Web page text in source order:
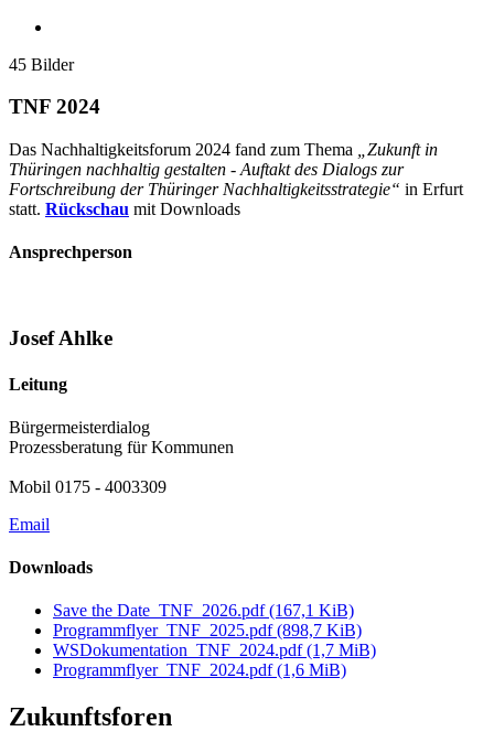
45 Bilder
TNF 2024
Das Nachhaltigkeitsforum 2024 fand zum Thema
„Zukunft in
Thüringen nachhaltig gestalten - Auftakt des Dialogs zur
Fortschreibung der Thüringer Nachhaltigkeitsstrategie“ in Erfurt
statt. Rückschau mit Downloads
Ansprechperson
Josef Ahlke
Leitung
Bürgermeisterdialog
Prozessberatung für Kommunen
Mobil 0175 - 4003309
Email
Downloads
Save the Date_TNF_2026.pdf(167,1 KiB)
Programmflyer_TNF_2025.pdf(898,7 KiB)
WSDokumentation_TNF_2024.pdf(1,7 MiB)
Programmflyer_TNF_2024.pdf(1,6 MiB)
Zukunftsforen